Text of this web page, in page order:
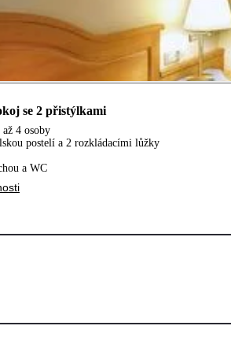
se 2 přistýlkami
4 osoby
postelí a 2 rozkládacími lůžky
a WC